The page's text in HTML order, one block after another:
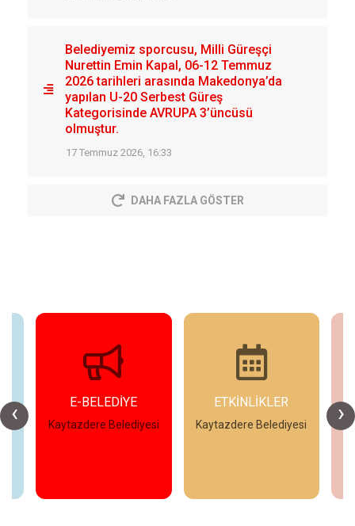
Belediyemiz sporcusu, Milli Güreşçi
Nurettin Emin Kapal, 06-12 Temmuz
2026 tarihleri arasında Makedonya’da
yapılan U-20 Serbest Güreş
Kategorisinde AVRUPA 3’üncüsü
olmuştur.
17 Temmuz 2026, 16:33
DAHA FAZLA GÖSTER
‹ ›
E-BELEDİYE
Kaytazdere Belediyesi
ETKİNLİKLER
Kaytazdere Belediyesi